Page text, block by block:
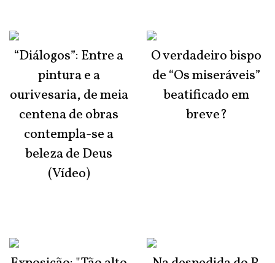
“Diálogos”: Entre a
pintura e a
ourivesaria, de meia
centena de obras
contempla-se a
beleza de Deus
(Vídeo)
O verdadeiro bispo
de “Os miseráveis”
beatificado em
breve?